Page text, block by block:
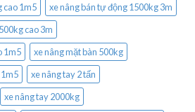
cao 1m5
xe nâng bán tự động 1500kg 3m
cao 3m
1m5
xe nâng mặt bàn 500kg
xe nâng tay 2 tấn
xe nâng tay 2000kg